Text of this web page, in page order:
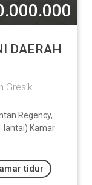
DAERAH
Gresik
Regency,
lantai) Kamar
tidur